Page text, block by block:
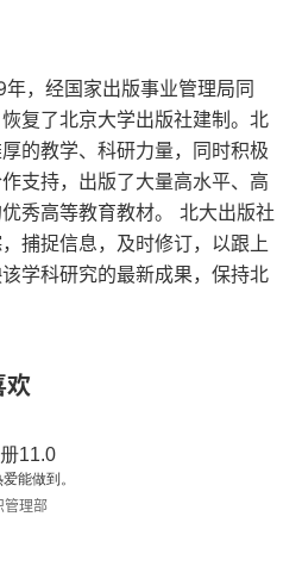
代“盛世”的透视
兴
世
，经国家出版事业管理局同
复了北京大学出版社建制。北
的教学、科研力量，同时积极
支持，出版了大量高水平、高
秀高等教育教材。 北大出版社
捕捉信息，及时修订，以跟上
学科研究的最新成果，保持北
欢
11.0
能做到。
管理部